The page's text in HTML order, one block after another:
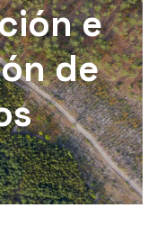
e
de